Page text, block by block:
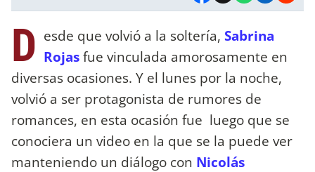
D esde que volvió a la soltería, Sabrina
Rojasfue vinculada amorosamente en
diversas ocasiones. Y el lunes por la noche,
volvió a ser protagonista de rumores de
romances, en esta ocasión fue luego que se
conociera un video en la que se la puede ver
manteniendo un diálogo con Nicolás